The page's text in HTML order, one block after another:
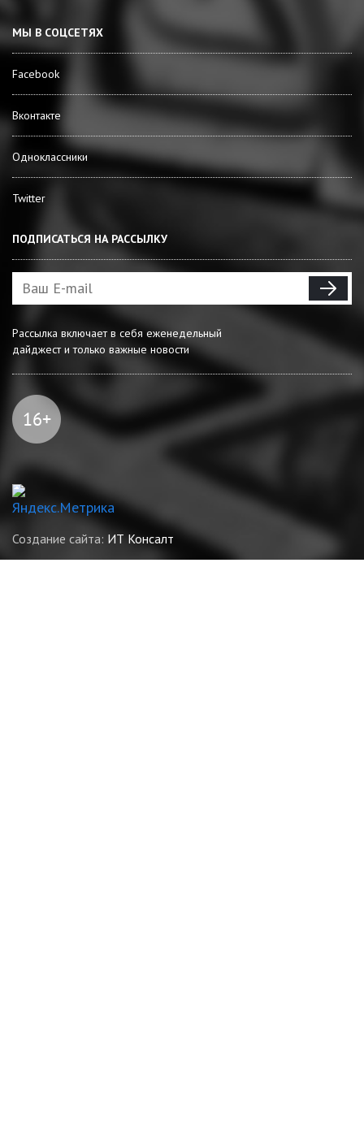
МЫ В СОЦСЕТЯХ
Facebook
Вконтакте
Одноклассники
Twitter
ПОДПИСАТЬСЯ НА РАССЫЛКУ
Рассылка включает в себя еженедельный
дайджест и только важные новости
Создание сайта: ИТ Консалт